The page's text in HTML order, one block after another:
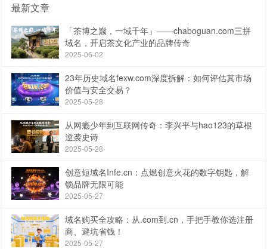
最新文章
「茶博之巅，一域千年」——chaboguan.com三拼
域名，开启茶文化产业的品牌传奇
2025-06-02
23年历史域名fexw.com深度拆解：如何评估其市场
价值与安全交易？
2025-05-28
从网瘾少年到互联网传奇：李兴平与hao123的草根
逆袭史诗
2025-05-28
创意短域名Infe.cn：点燃创意火花的数字钥匙，解
锁品牌无限可能
2025-05-27
域名购买全攻略：从.com到.cn，手把手教你选注册
商、避坑省钱！
2025-05-27